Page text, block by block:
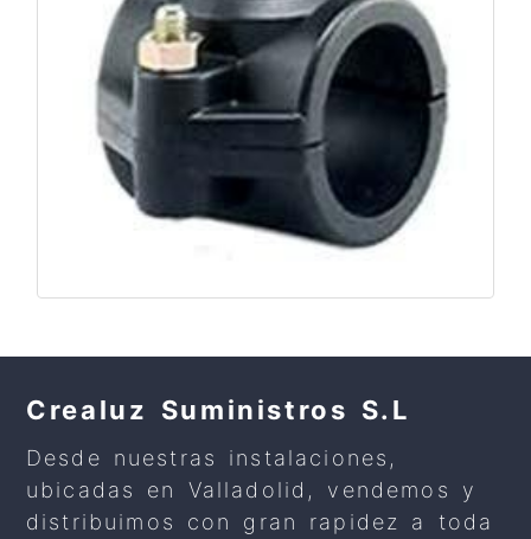
Crealuz Suministros S.L
Desde nuestras instalaciones,
ubicadas en Valladolid, vendemos y
distribuimos con gran rapidez a toda